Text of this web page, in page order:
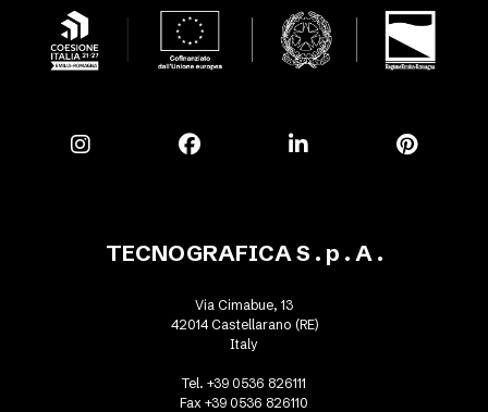
TECNOGRAFICA S . p . A .
Via Cimabue, 13
42014 Castellarano (RE)
Italy
Tel. +39 0536 826111
Fax +39 0536 826110